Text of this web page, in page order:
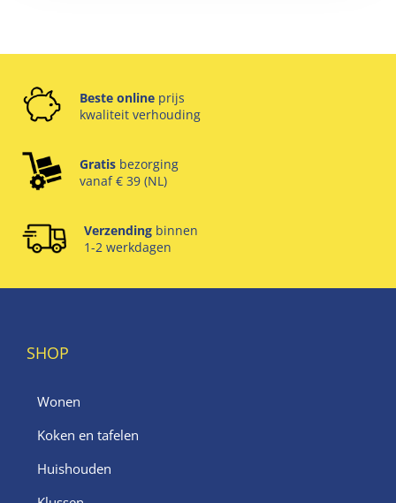
Beste online prijs
kwaliteit verhouding
Gratis bezorging
vanaf € 39 (NL)
Verzending binnen
1-2 werkdagen
SHOP
Wonen
Koken en tafelen
Huishouden